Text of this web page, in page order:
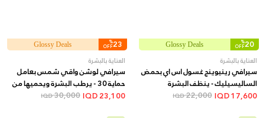
20
%
OFF
Glossy Deals
العناية بالبشرة
سيرافي رينيوينج غسول اس اي بحمض
الساليسيليك - ينظف البشرة
ويقشرها لتحسين وتنعيم الملمس,
17,600
22,000
IQD
23
%
OFF
Glossy Deals
العناية بالبشرة
سيرافي لوشن واقي شمس بعامل
حماية 30 - يرطب البشرة ويحميها من
أشعة الشمس, 52 مل
23,100
30,000
IQD